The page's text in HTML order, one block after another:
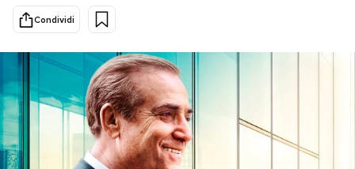
Cultura
Economia
Sport
Mondiali calcio 2026
PODCAST
Condividi